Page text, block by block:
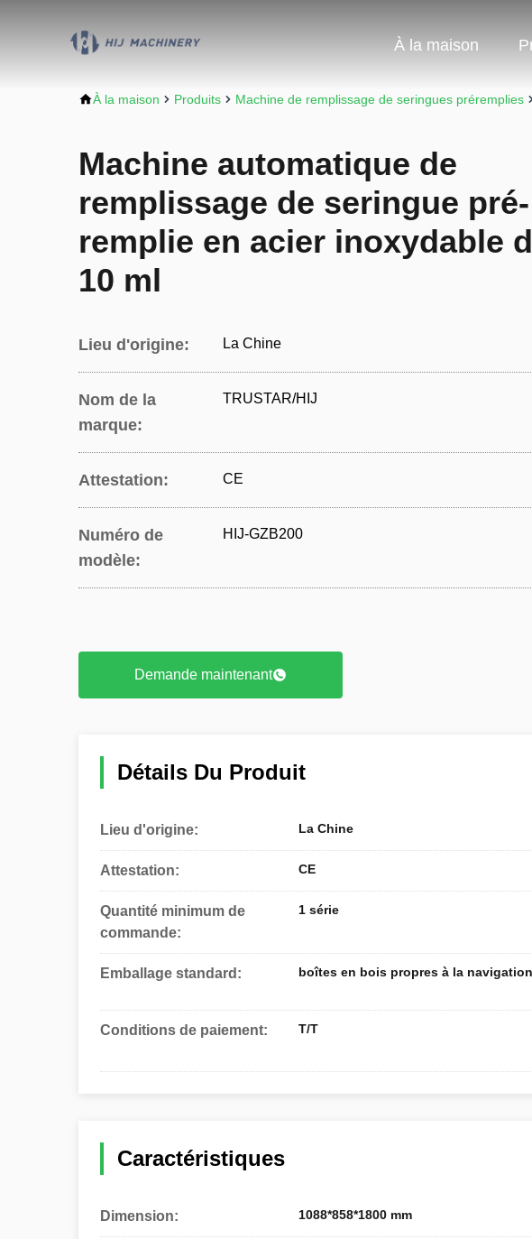
À la maison
À la maison Produits Machine de remplissage de seringues préremplies
Machine automatique de
remplissage de seringue pré-
remplie en acier inoxydable
10 ml
Lieu d'origine: La Chine
Nom de la
marque:
TRUSTAR/HIJ
Attestation: CE
Numéro de
modèle:
HIJ-GZB200
Demande maintenant
Détails Du Produit
Lieu d'origine: La Chine
Attestation: CE
Quantité minimum de
commande:
1 série
Emballage standard: boîtes en bois propres à la navigation
Conditions de paiement: T/T
Caractéristiques
Dimension: 1088*858*1800 mm